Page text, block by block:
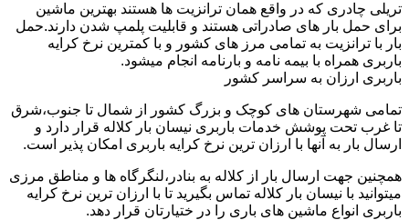
تریلی چادری که در واقع همان ترانزیت ها هستند بهترین ماشین
برای حمل بار های صادراتی هستند و قابلیت پلمپ شدن دارند.حمل
بار با ترانزیت به تمامی مرز های کشور و با کمترین نرخ کرایه
باربری همراه با بیمه نامه و بارنامه انجام میشود.
باربری ارزان به سراسر کشور
تمامی شهرستان های کوچک و بزرگ کشور از شمال تا جنوب،شرق
تا غرب تحت پوشش خدمات باربری نیسان بار کلاله قرار دارد و
ارسال بار به آنها با ارزان ترین نرخ کرایه باربری امکان پذیر است.
همچنین جهت ارسال بار از کلاله به بنادر،لنگرگاه ها و مناطق مرزی
میتوانید با نیسان بار کلاله تماس بگیرید تا با ارزان ترین نرخ کرایه
باربری انواع ماشین های باری را در ختیارتان قرار دهد.